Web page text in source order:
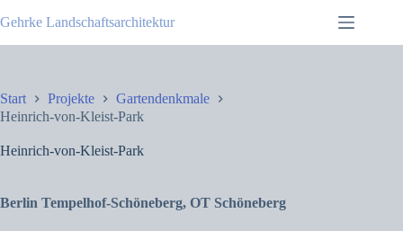
Inhalt
Gehrke Landschaftsarchitektur
Start Projekte
Gartendenkmale
Heinrich-von-Kleist-Park
Heinrich-von-Kleist-Park
Berlin Tempelhof-Schöneberg, OT Schöneberg